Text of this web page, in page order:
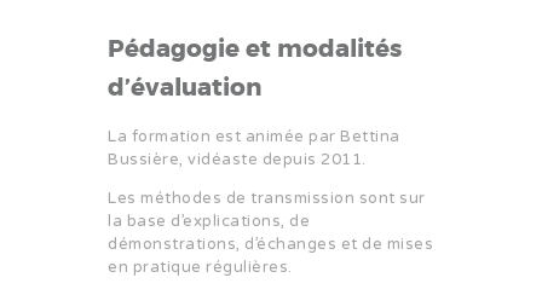
Pédagogie et modalités
d’évaluation
La formation est animée par Bettina
Bussière, vidéaste depuis 2011.
Les méthodes de transmission sont sur
la base d’explications, de
démonstrations, d’échanges et de mises
en pratique régulières.